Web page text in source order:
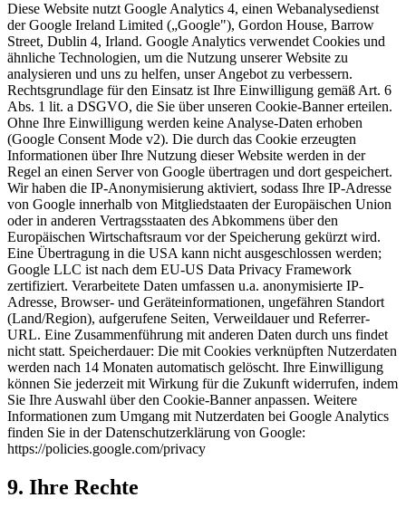
Diese Website nutzt Google Analytics 4, einen Webanalysedienst
der Google Ireland Limited („Google"), Gordon House, Barrow
Street, Dublin 4, Irland. Google Analytics verwendet Cookies und
ähnliche Technologien, um die Nutzung unserer Website zu
analysieren und uns zu helfen, unser Angebot zu verbessern.
Rechtsgrundlage für den Einsatz ist Ihre Einwilligung gemäß Art. 6
Abs. 1 lit. a DSGVO, die Sie über unseren Cookie-Banner erteilen.
Ohne Ihre Einwilligung werden keine Analyse-Daten erhoben
(Google Consent Mode v2). Die durch das Cookie erzeugten
Informationen über Ihre Nutzung dieser Website werden in der
Regel an einen Server von Google übertragen und dort gespeichert.
Wir haben die IP-Anonymisierung aktiviert, sodass Ihre IP-Adresse
von Google innerhalb von Mitgliedstaaten der Europäischen Union
oder in anderen Vertragsstaaten des Abkommens über den
Europäischen Wirtschaftsraum vor der Speicherung gekürzt wird.
Eine Übertragung in die USA kann nicht ausgeschlossen werden;
Google LLC ist nach dem EU-US Data Privacy Framework
zertifiziert. Verarbeitete Daten umfassen u.a. anonymisierte IP-
Adresse, Browser- und Geräteinformationen, ungefähren Standort
(Land/Region), aufgerufene Seiten, Verweildauer und Referrer-
URL. Eine Zusammenführung mit anderen Daten durch uns findet
nicht statt. Speicherdauer: Die mit Cookies verknüpften Nutzerdaten
werden nach 14 Monaten automatisch gelöscht. Ihre Einwilligung
können Sie jederzeit mit Wirkung für die Zukunft widerrufen, indem
Sie Ihre Auswahl über den Cookie-Banner anpassen. Weitere
Informationen zum Umgang mit Nutzerdaten bei Google Analytics
finden Sie in der Datenschutzerklärung von Google:
https://policies.google.com/privacy
9. Ihre Rechte